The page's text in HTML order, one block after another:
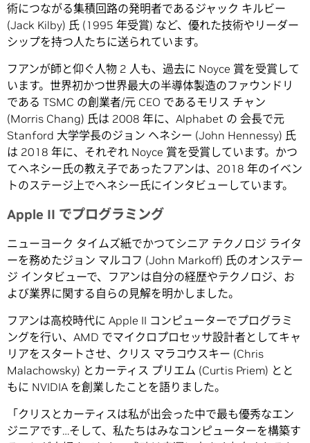
術につながる集積回路の発明者であるジャック キルビー
(Jack Kilby) 氏 (1995 年受賞) など、優れた技術やリーダー
シップを持つ人たちに送られています。
フアンが師と仰ぐ人物 2 人も、過去に Noyce 賞を受賞して
います。世界初かつ世界最大の半導体製造のファウンドリ
である TSMC の創業者/元 CEO であるモリス チャン
(Morris Chang) 氏は 2008 年に、Alphabet の 会長で元
Stanford 大学学長のジョン ヘネシー (John Hennessy) 氏
は 2018 年に、それぞれ Noyce 賞を受賞しています。かつ
てヘネシー氏の教え子であったフアンは、2018 年のイベン
トのステージ上でヘネシー氏にインタビューしています。
Apple II でプログラミング
ニューヨーク タイムズ紙でかつてシニア テクノロジ ライタ
ーを務めたジョン マルコフ (John Markoff) 氏のオンステー
ジ インタビューで、フアンは自分の経歴やテクノロジ、お
よび業界に関する自らの見解を明かしました。
フアンは高校時代に Apple II コンピューターでプログラミ
ングを行い、AMD でマイクロプロセッサ設計者としてキャ
リアをスタートさせ、クリス マラコウスキー (Chris
Malachowsky) とカーティス プリエム (Curtis Priem) とと
もに NVIDIA を創業したことを語りました。
「クリスとカーティスは私が出会った中で最も優秀なエン
ジニアです…そして、私たちはみなコンピューターを構築す